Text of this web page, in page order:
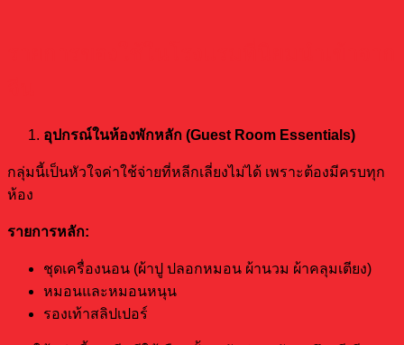
อุปกรณ์ในห้องพักหลัก (Guest Room Essentials)
กลุ่มนี้เป็นหัวใจค่าใช้จ่ายที่หลีกเลี่ยงไม่ได้ เพราะต้องมีครบทุก
ห้อง
รายการหลัก:
ชุดเครื่องนอน (ผ้าปู ปลอกหมอน ผ้านวม ผ้าคลุมเตียง)
หมอนและหมอนหนุน
รองเท้าสลิปเปอร์